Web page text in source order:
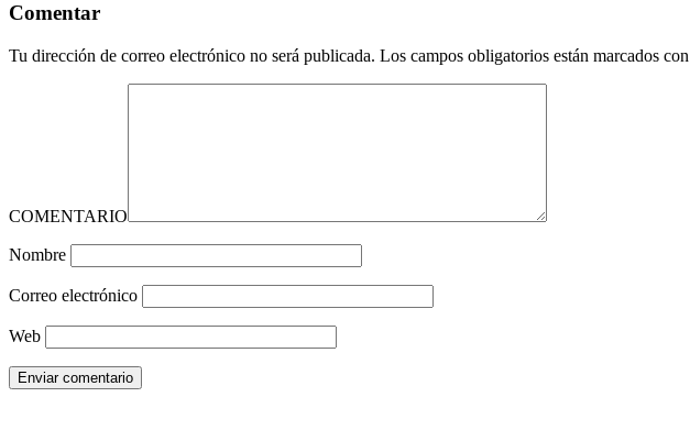
Comentar
Tu dirección de correo electrónico no será publicada. Los campos obligatorios están marcados con
COMENTARIO
Nombre
Correo electrónico
Web